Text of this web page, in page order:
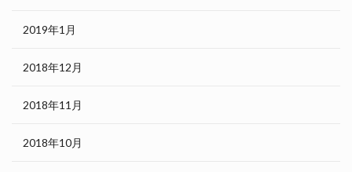
2019年1月
2018年12月
2018年11月
2018年10月